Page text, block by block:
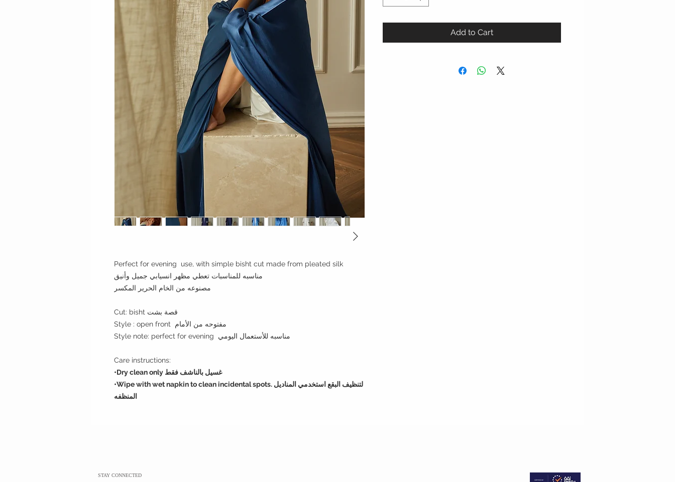
Perfect for evening use, with simple bisht cut made from pleated silk
Care instructions:
•Dry clean only غسيل بالناشف فقط
•Wipe with wet napkin to clean incidental spots. لتنظيف البقع استخدمي المناديل
المنظفه
Add to Cart
STAY CONNECTED